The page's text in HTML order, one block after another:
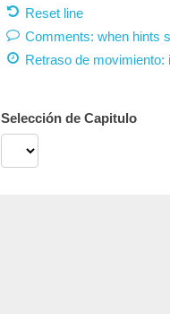
Reset line
Comments: when hints
Retraso de movimiento:
Selección de Capitulo